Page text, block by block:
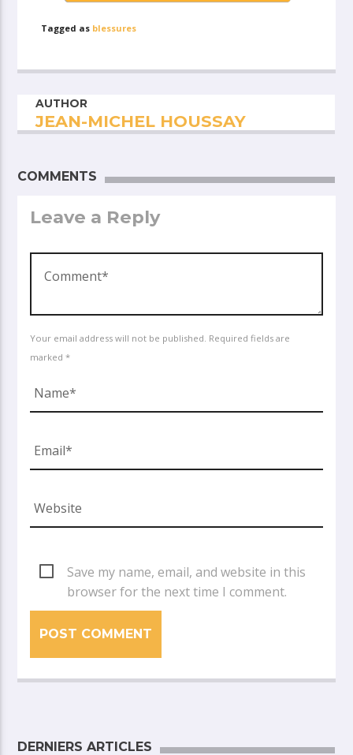
Tagged as blessures
AUTHOR
JEAN-MICHEL HOUSSAY
COMMENTS
Leave a Reply
Your email address will not be published. Required fields are
marked *
Save my name, email, and website in this
browser for the next time I comment.
DERNIERS ARTICLES